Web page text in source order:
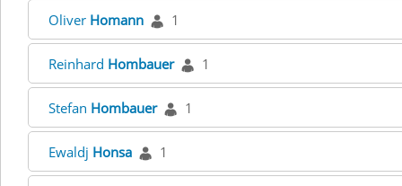
Oliver Homann 1
Reinhard Hombauer 1
Stefan Hombauer 1
Ewaldj Honsa 1